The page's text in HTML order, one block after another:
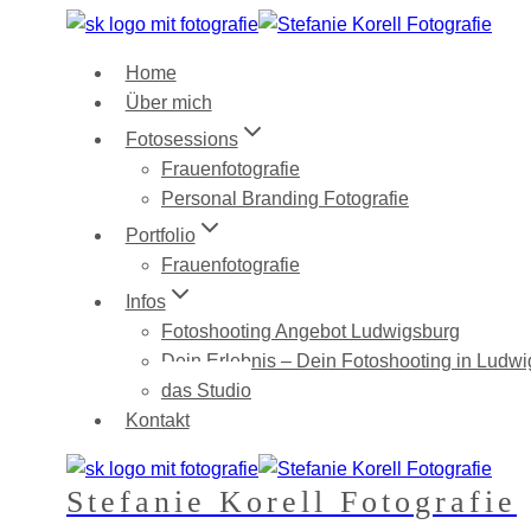
Home
Über mich
Fotosessions
Frauenfotografie
Personal Branding Fotografie
Portfolio
Frauenfotografie
Infos
Fotoshooting Angebot Ludwigsburg
Dein Erlebnis – Dein Fotoshooting in
das Studio
Kontakt
Stefanie Korell Fotografie